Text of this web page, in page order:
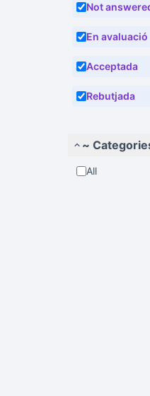
Not
En avaluació
Acceptada
Rebutjada
~
All